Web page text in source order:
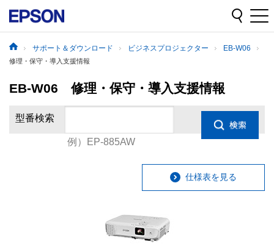
サポート＆ダウンロード ビジネスプロジェクター EB-W06
修理・保守・導入支援情報
EB-W06 修理・保守・導入支援情報
型番検索
例）EP-885AW
仕様表を見る